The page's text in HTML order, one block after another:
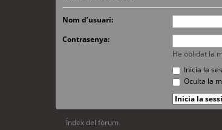
Nom d’usuari:
Contrasenya:
He oblidat la
Inicia la
Oculta la
Índex del fòrum